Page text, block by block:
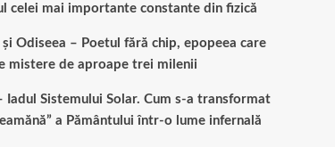
celei mai importante constante din fizică
și Odiseea – Poetul fără chip, epopeea care
mistere de aproape trei milenii
Iadul Sistemului Solar. Cum s-a transformat
a Pământului într-o lume infernală